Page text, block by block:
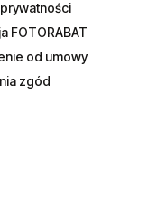
FOTORABAT
od umowy
zgód